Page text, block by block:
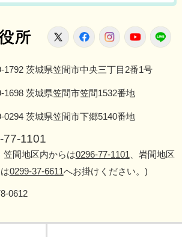
笠間市役所
X FacebookInstagram
1792 茨城県笠間市中央三丁目2番1号
1698 茨城県笠間市笠間1532番地
0294 茨城県笠間市下郷5140番地
77-1101
笠間地区内からは0296-77-1101、岩間地区
0299-37-6611へお掛けください。)
0612